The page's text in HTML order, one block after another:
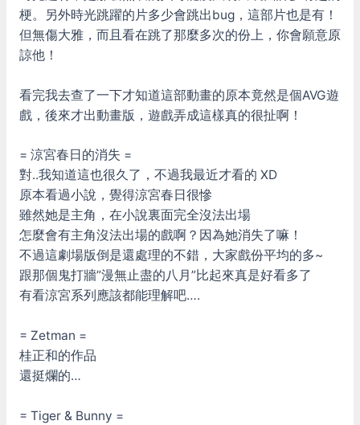
梗。另外時光跳躍的片多少會跳出bug，這部片也是有！
但無傷大雅，而且看在跳了那麼多次的份上，你會願意原
諒他！
看完我去查了一下才知道這部動畫的原本竟然是個AVG遊
戲，後來才出動畫版，遊戲弄成這樣真的很扯啊！
= 涼宮春日的消失 =
對..我知道這也很久了，不過我最近才看的 XD
原本看過小說，覺得涼宮春日很慘
雖然她是主角，在小說裏面完全沒法出場
怎麼會有主角沒法出場的戲啊？因為她消失了嘛！
不過這劇場版倒是還處理的不錯，大家戲份平均的多~
跟那個鬼打牆”漫無止盡的八月”比起來真是好看多了
有看涼宮系列應該都能理解吧….
= Zetman =
桂正和的作品
還挺爛的…
= Tiger & Bunny =